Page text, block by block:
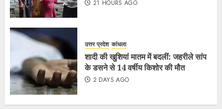
21 HOURS AGO
उत्तर प्रदेश कांधला
शादी की खुशियां मातम में बदलीं: जहरीले सांप
के डसने से 14 वर्षीय किशोर की मौत
2 DAYS AGO